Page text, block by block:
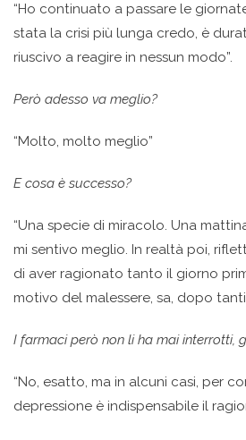
“Ho continuato a passare le
stata la crisi più lunga credo, è
riuscivo a reagire in nessun modo”.
Però adesso va meglio?
“Molto, molto meglio”
E cosa è successo?
“Una specie di miracolo. Una
mi sentivo meglio. In realtà poi,
di aver ragionato tanto il giorno
motivo del malessere, sa, dopo
I farmaci però non li ha mai interrotti,
“No, esatto, ma in alcuni casi, per
depressione è indispensabile il